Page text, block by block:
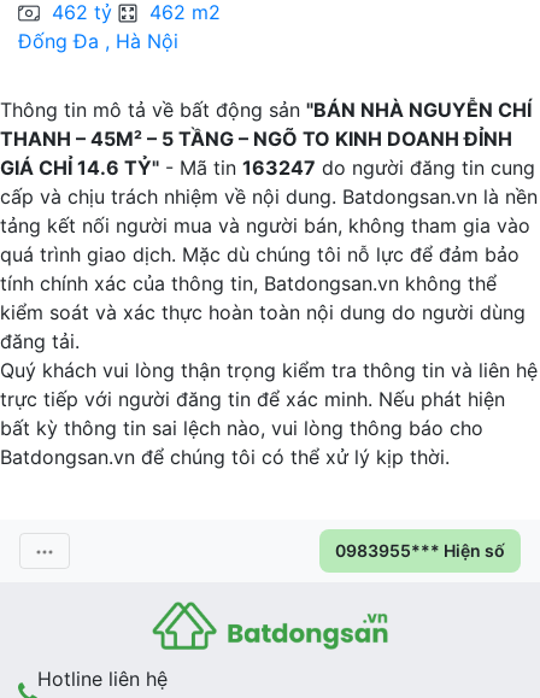
462 tỷ
462 m2
Đống Đa , Hà Nội
Thông tin mô tả về bất động sản "BÁN NHÀ NGUYỄN CHÍ
THANH – 45M² – 5 TẦNG – NGÕ TO KINH DOANH ĐỈNH
GIÁ CHỈ 14.6 TỶ" - Mã tin 163247 do người đăng tin cung
cấp và chịu trách nhiệm về nội dung. Batdongsan.vn là nền
tảng kết nối người mua và người bán, không tham gia vào
quá trình giao dịch. Mặc dù chúng tôi nỗ lực để đảm bảo
tính chính xác của thông tin, Batdongsan.vn không thể
kiểm soát và xác thực hoàn toàn nội dung do người dùng
đăng tải.
Quý khách vui lòng thận trọng kiểm tra thông tin và liên hệ
trực tiếp với người đăng tin để xác minh. Nếu phát hiện
bất kỳ thông tin sai lệch nào, vui lòng thông báo cho
Batdongsan.vn để chúng tôi có thể xử lý kịp thời.
0983955*** Hiện số
Hotline liên hệ